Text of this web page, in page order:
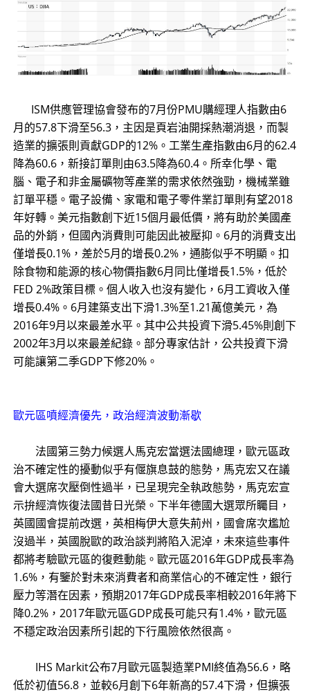
ISM供應管理協會發布的7月份PMU購經理人指數由6
月的57.8下滑至56.3，主因是頁岩油開採熱潮消退，而製
造業的擴張則貢獻GDP的12%。工業生產指數由6月的62.4
降為60.6，新接訂單則由63.5降為60.4。所幸化學、電
腦、電子和非金屬礦物等產業的需求依然強勁，機械業雖
訂單平穩。電子設備、家電和電子零件業訂單則有望2018
年好轉。美元指數創下近15個月最低價，將有助於美國產
品的外銷，但國內消費則可能因此被壓抑。6月的消費支出
僅增長0.1%，差於5月的增長0.2%，通膨似乎不明顯。扣
除食物和能源的核心物價指數6月同比僅增長1.5%，低於
FED 2%政策目標。個人收入也沒有變化，6月工資收入僅
增長0.4%。6月建築支出下滑1.3%至1.21萬億美元，為
2016年9月以來最差水平。其中公共投資下滑5.45%則創下
2002年3月以來最差紀錄。部分專家估計，公共投資下滑
可能讓第二季GDP下修20%。
歐元區噴經濟優先，政治經濟波動漸歇
法國第三勢力候選人馬克宏當選法國總理，歐元區政
治不確定性的擾動似乎有偃旗息鼓的態勢，馬克宏又在議
會大選席次壓倒性過半，已呈現完全執政態勢，馬克宏宣
示拚經濟恢復法國昔日光榮。下半年德國大選眾所矚目，
英國國會提前改選，英相梅伊大意失荊州，國會席次尷尬
沒過半，英國脫歐的政治談判將陷入泥淖，未來這些事件
都將考驗歐元區的復甦動能。歐元區2016年GDP成長率為
1.6%，有鑒於對未來消費者和商業信心的不確定性，銀行
壓力等潛在因素，預期2017年GDP成長率相較2016年將下
降0.2%，2017年歐元區GDP成長可能只有1.4%，歐元區
不穩定政治因素所引起的下行風險依然很高。
IHS Markit公布7月歐元區製造業PMI終值為56.6，略
低於初值56.8，並較6月創下6年新高的57.4下滑，但擴張